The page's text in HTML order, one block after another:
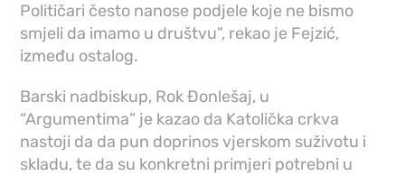
Političari često nanose podjele koje ne bismo
smjeli da imamo u društvu”, rekao je Fejzić,
između ostalog.
Barski nadbiskup, Rok Đonlešaj, u
“Argumentima” je kazao da Katolička crkva
nastoji da da pun doprinos vjerskom suživotu i
skladu, te da su konkretni primjeri potrebni u